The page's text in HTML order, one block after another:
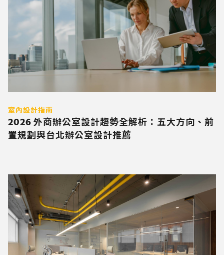
室內設計指南
2026 外商辦公室設計趨勢全解析：五大方向、前
置規劃與台北辦公室設計推薦